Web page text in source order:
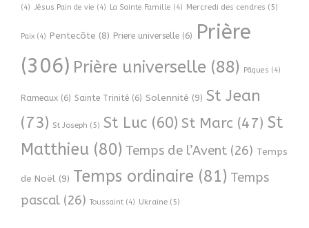
(4) Jésus Pain de vie (4) La Sainte Famille (4) Mercredi des cendres (5)
Paix (4) Pentecôte (8) Priere universelle (6)
Prière
(306) Prière universelle (88) Pâques (4)
Rameaux (6) Sainte Trinité (6) Solennité (9) St Jean
(73) St Joseph (5) St Luc (60) St Marc (47) St
Matthieu (80) Temps de l’Avent (26) Temps
de Noël (9) Temps ordinaire (81) Temps
pascal (26) Toussaint (4) Ukraine (5)